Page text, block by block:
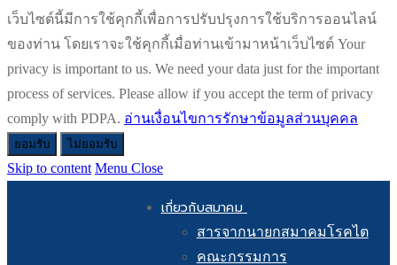
เว็บไซต์นี้มีการใช้คุกกี้เพื่อการปรับปรุงการใช้บริการออนไลน์
ของท่าน โดยเราจะใช้คุกกี้เมื่อท่านเข้ามาหน้าเว็บไซต์ Your
privacy is important to us. We need your data just for the important
process of services. Please allow if you accept the term of privacy
comply with PDPA. อ่านเงื่อนไขการรักษาข้อมูลส่วนบุคคล
ยอมรับ ไม่ยอมรับ
Skip to content Menu Close
เกี่ยวกับสมาคม
สารจากนายกสมาคมโรคไต
คณะกรรมการ